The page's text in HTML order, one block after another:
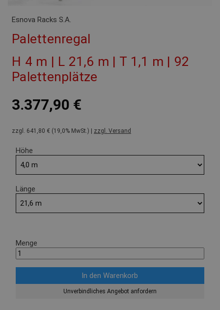
Esnova Racks S.A.
Palettenregal
H 4 m | L 21,6 m | T 1,1 m | 92
Palettenplätze
3.377,90 €
zzgl. 641,80 € (19,0% MwSt.) | zzgl. Versand
Höhe
Länge
Menge
Unverbindliches Angebot anfordern